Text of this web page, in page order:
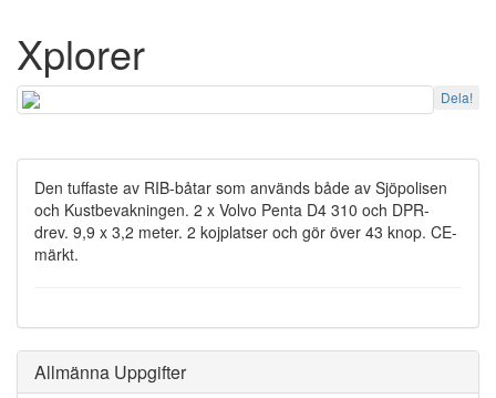
Xplorer
Dela!
Den tuffaste av RIB-båtar som används både av Sjöpolisen
och Kustbevakningen. 2 x Volvo Penta D4 310 och DPR-
drev. 9,9 x 3,2 meter. 2 kojplatser och gör över 43 knop. CE-
märkt.
Allmänna Uppgifter